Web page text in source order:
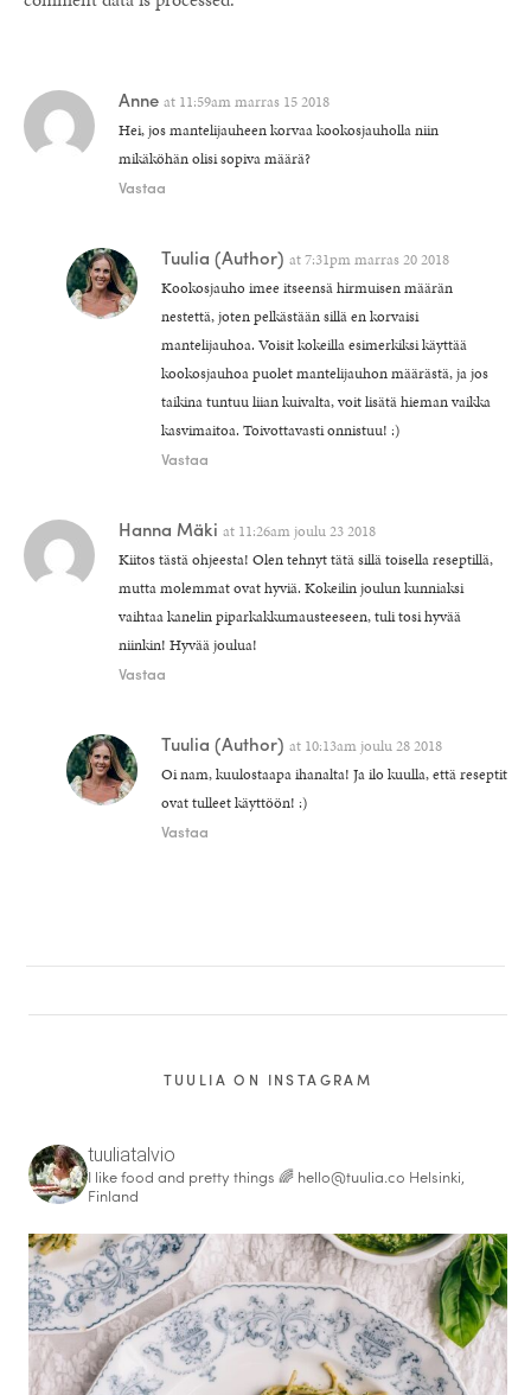
Anne at 11:59am marras 15 2018
Hei, jos mantelijauheen korvaa kookosjauholla niin
mikäköhän olisi sopiva määrä?
Vastaa
Tuulia (Author) at7:31pm marras 20 2018
Kookosjauho imee itseensä hirmuisen määrän
nestettä, joten pelkästään sillä en korvaisi
mantelijauhoa. Voisit kokeilla esimerkiksi käyttää
kookosjauhoa puolet mantelijauhon määrästä, ja jos
taikina tuntuu liian kuivalta, voit lisätä hieman vaikka
kasvimaitoa. Toivottavasti onnistuu! :)
Vastaa
Hanna Mäki at 11:26am joulu 23 2018
Kiitos tästä ohjeesta! Olen tehnyt tätä sillä toisella reseptillä,
mutta molemmat ovat hyviä. Kokeilin joulun kunniaksi
vaihtaa kanelin piparkakkumausteeseen, tuli tosi hyvää
niinkin! Hyvää joulua!
Vastaa
Tuulia (Author) at 10:13am joulu 28 2018
Oi nam, kuulostaapa ihanalta! Ja ilo kuulla, että reseptit
ovat tulleet käyttöön! :)
Vastaa
TUULIA ON INSTAGRAM
tuuliatalvio
I like food and pretty things 🌈 hello@tuulia.co Helsinki,
Finland